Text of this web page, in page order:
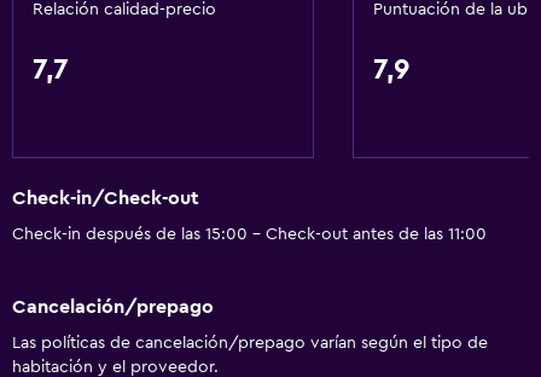
Relación calidad-precio
7,7
Puntuación de la
7,9
Check-in/Check-out
Check-in después de las 15:00 - Check-out antes de las 11:00
Cancelación/prepago
Las políticas de cancelación/prepago varían según el tipo de
habitación y el proveedor.